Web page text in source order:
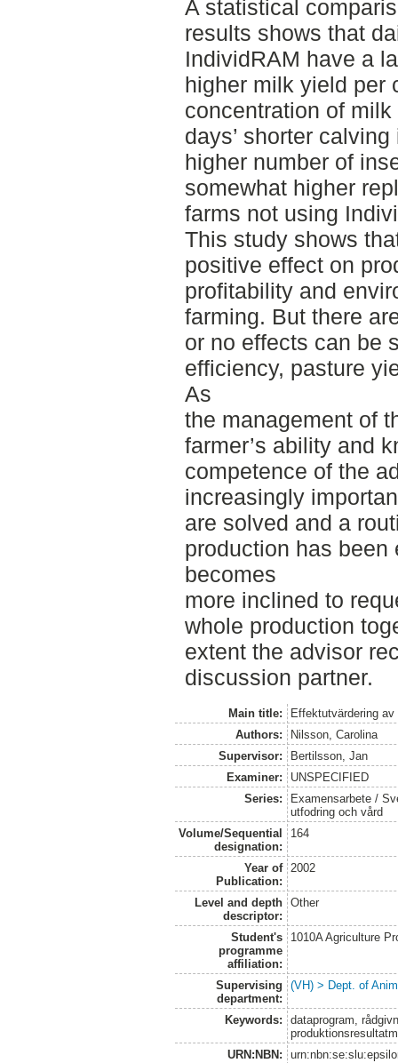
A statistical
results shows that
IndividRAM have a
higher milk yield per
concentration of
days’ shorter
higher number of
somewhat higher
farms not using
This study shows
positive effect on
profitability and
farming. But there
or no effects can be
efficiency, pasture
As
the management of
farmer’s ability and
competence of the
increasingly
are solved and a
production has been
becomes
more inclined to
whole production
extent the advisor
discussion partner.
Main title:
Effektutvärdering
Authors:
Nilsson, Carolina
Supervisor:
Bertilsson, Jan
Examiner:
UNSPECIFIED
Series:
Examensarbete /
utfodring och vård
Volume/Sequential
designation:
164
Year of
Publication:
2002
Level and depth
descriptor:
Other
Student's
programme
affiliation:
1010A Agriculture
Supervising
department:
(VH) > Dept. of
Keywords:
dataprogram,
URN:NBN: